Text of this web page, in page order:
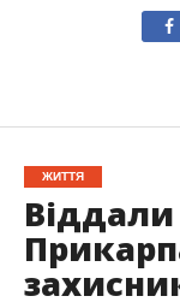
ЖИТТЯ